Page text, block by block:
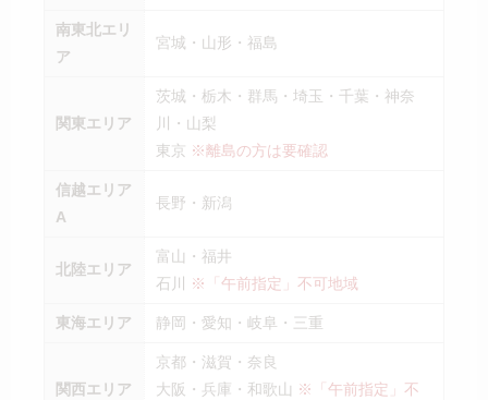
南東北エリ
ア
宮城・山形・福島
関東エリア
茨城・栃木・群馬・埼玉・千葉・神奈
川・山梨
東京 ※離島の方は要確認
信越エリア
A
長野・新潟
北陸エリア
富山・福井
石川
※「午前指定」不可地域
東海エリア 静岡・愛知・岐阜・三重
関西エリア
京都・滋賀・奈良
大阪・兵庫・和歌山 ※「午前指定」不